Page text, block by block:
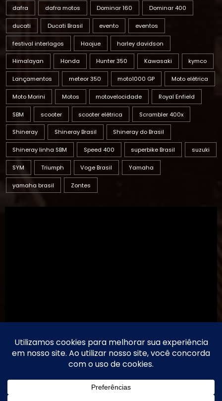
dafra dafra motos Dominar 160 Dominar 400
ducati Ducati Brasil evento eventos
festival interlagos Haojue harley davidson
Himalayan Honda Hunter 350 Kawasaki kymco
Lançamentos meteor 350 moto1000 GP Moto elétrica
Moto Morini Motos motovelocidade Royal Enfield
SBM scooter scooter elétrica Scrambler 400x
Shineray Shineray Brasil Shineray do Brasil
Shineray linha SBM Speed 400 superbike Brasil suzuki
SYM Triumph Voge Brasil Yamaha
yamaha brasil Zontes